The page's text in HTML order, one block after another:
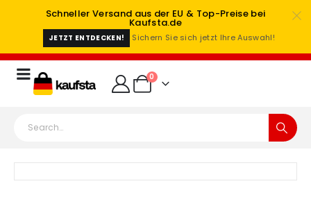
Schneller Versand aus der EU & Top-Preise bei
Kaufsta.de
JETZT ENTDECKEN! Sichern Sie sich jetzt Ihre Auswahl!
0